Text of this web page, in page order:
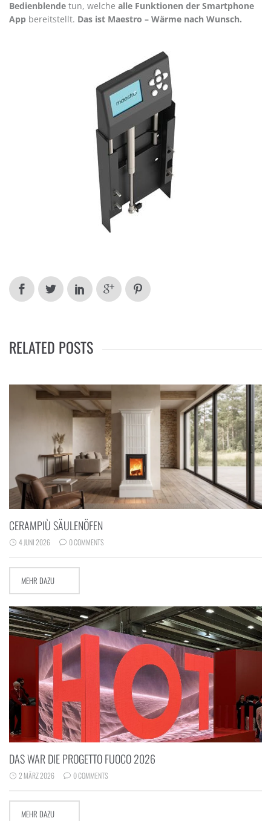
Bedienblende tun, welche alle Funktionen der Smartphone
App bereitstellt. Das ist Maestro – Wärme nach Wunsch.
RELATED POSTS
CERAMPIÙ SÄULENÖFEN
4 JUNI 2026 0 COMMENTS
MEHR DAZU
DAS WAR DIE PROGETTO FUOCO 2026
2 MÄRZ 2026 0 COMMENTS
MEHR DAZU